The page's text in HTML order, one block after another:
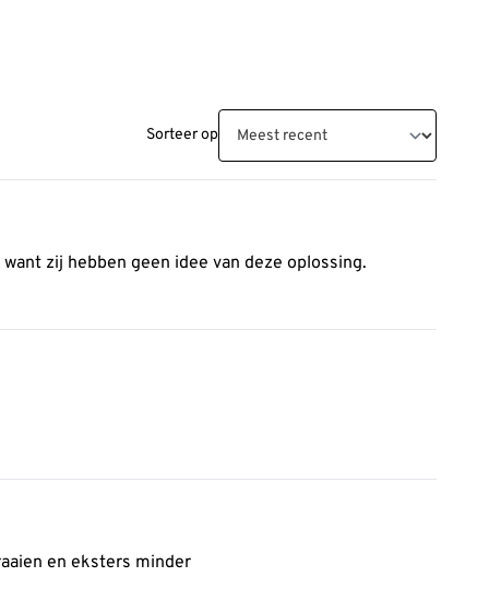
Sorteer op
zij hebben geen idee van deze oplossing.
en eksters minder